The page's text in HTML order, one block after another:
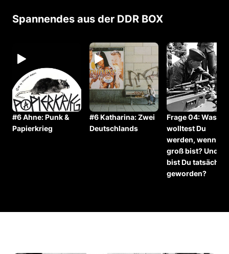
Spannendes aus der DDR BOX
#6 Ahne: Punk &
Papierkrieg
#6 Katharina: Zwei
Deutschlands
Frage 04: Was
wolltest Du
werden, wenn Du
groß bist? Und
bist Du
geworden?